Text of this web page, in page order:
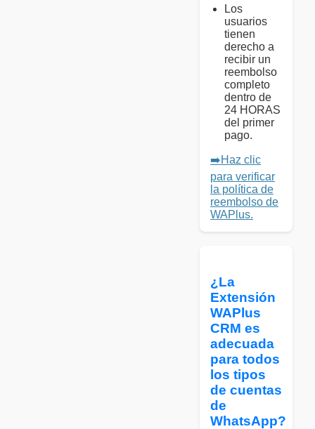
Los
usuarios
tienen
derecho a
recibir un
reembolso
completo
dentro de
24 HORAS
del primer
pago.
➡️Haz clic
para verificar
la política de
reembolso de
WAPlus.
¿La
Extensión
WAPlus
CRM es
adecuada
para todos
los tipos
de cuentas
de
WhatsApp?